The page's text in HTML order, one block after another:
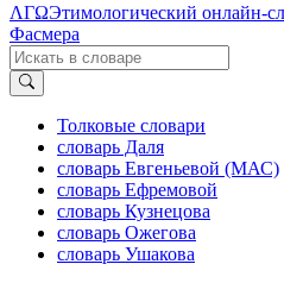
ΛΓΩЭтимологический онлайн-
Фасмера
Толковые словари
словарь Даля
словарь Евгеньевой (МАС)
словарь Ефремовой
словарь Кузнецова
словарь Ожегова
словарь Ушакова